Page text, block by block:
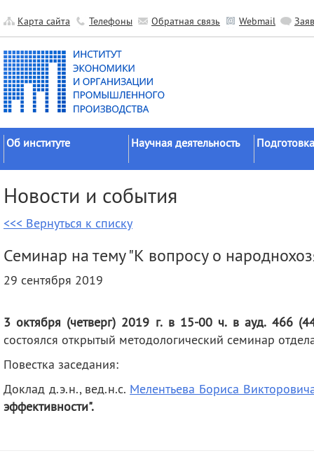
Карта сайта Телефоны Обратная связь Webmail
Об институте
Официальные документы
История
Научные подразделения
Прочие подразделения
деятельность
Контакты
Научная деятельность
исследований
Гранты
Мероприятия
Публикации
советы
Новости и события
<<< Вернуться к списку
Семинар на тему "К вопросу о
29 сентября 2019
3 октября (четверг) 2019 г. в 15-00 ч. в ауд. 466
состоялся открытый методологический семинар
Повестка заседания:
Доклад д.э.н., вед.н.с. Мелентьева Бориса
эффективности".